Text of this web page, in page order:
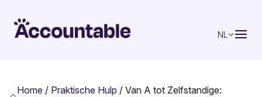
NL
Home / Praktische Hulp /Van A tot Zelfstandige: